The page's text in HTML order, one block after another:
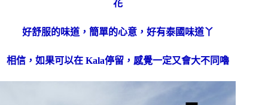
花
好舒服的味道，簡單的心意，好有泰國味道丫
相信，如果可以在 Kala停留，感覺一定又會大不同嚕